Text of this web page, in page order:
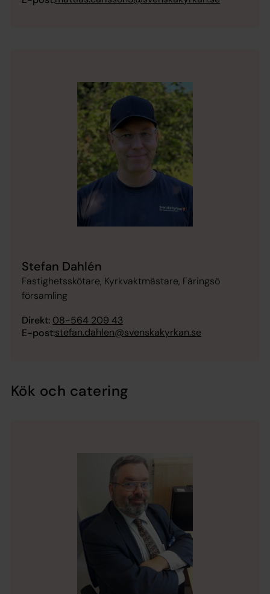
Stefan Dahlén
Fastighetsskötare, Kyrkvaktmästare, Färingsö
församling
Direkt: 08-564 209 43
E-post:stefan.dahlen@svenskakyrkan.se
Kök och catering